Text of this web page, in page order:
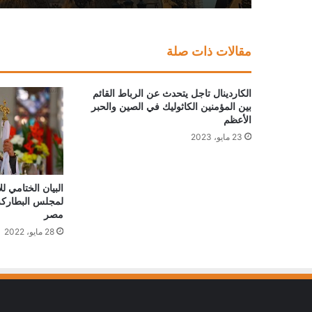
مقالات ذات صلة
الكاردينال تاجل يتحدث عن الرباط القائم
بين المؤمنين الكاثوليك في الصين والحبر
الأعظم
23 مايو، 2023
البيان
لمجلس
مصر
28 مايو، 2022